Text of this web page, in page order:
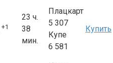
+1
23 ч.
38
мин.
Плацкарт
5 307
Купе
6 581
Купить